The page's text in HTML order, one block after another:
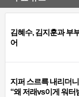
김혜수, 김지훈과 부
어
지퍼 스르륵 내리더
“왜 저래vs이게 워터